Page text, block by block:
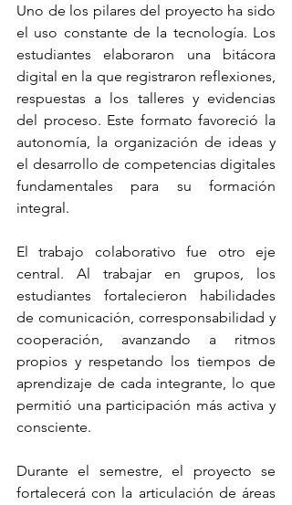
Uno de los pilares del proyecto ha sido
el uso constante de la tecnología. Los
estudiantes elaboraron una bitácora
digital en la que registraron reflexiones,
respuestas a los talleres y evidencias
del proceso. Este formato favoreció la
autonomía, la organización de ideas y
el desarrollo de competencias digitales
fundamentales para su formación
integral.
El trabajo colaborativo fue otro eje
central. Al trabajar en grupos, los
estudiantes fortalecieron habilidades
de comunicación, corresponsabilidad y
cooperación, avanzando a ritmos
propios y respetando los tiempos de
aprendizaje de cada integrante, lo que
permitió una participación más activa y
consciente.
Durante el semestre, el proyecto se
fortalecerá con la articulación de áreas